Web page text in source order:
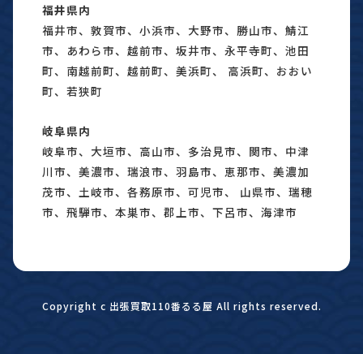
福井県内
福井市、敦賀市、小浜市、大野市、勝山市、鯖江
市、あわら市、越前市、坂井市、永平寺町、池田
町、南越前町、越前町、美浜町、 高浜町、おおい
町、若狭町
岐阜県内
岐阜市、大垣市、高山市、多治見市、関市、中津
川市、美濃市、瑞浪市、羽島市、恵那市、美濃加
茂市、土岐市、各務原市、可児市、 山県市、瑞穂
市、飛騨市、本巣市、郡上市、下呂市、海津市
Copyright c 出張買取110番るる屋 All rights reserved.